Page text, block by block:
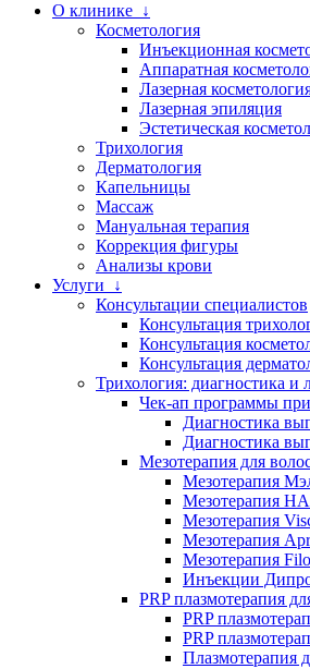
О клинике ↓
Косметология
Инъекционная
Аппаратная
Лазерная
Лазерная эпиляция
Эстетическая
Трихология
Дерматология
Капельницы
Массаж
Мануальная терапия
Коррекция фигуры
Анализы крови
Услуги ↓
Консультации специалистов
Консультация
Консультация
Консультация
Трихология: диагностика и
Чек-ап программы
Диагностика
Диагностика
Мезотерапия для
Мезотерапия
Мезотерапия
Мезотерапия
Мезотерапия
Мезотерапия
Инъекции
PRP плазмотерапия
PRP
PRP
Плазмотерапия